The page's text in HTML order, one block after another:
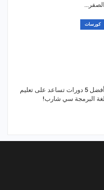
الصفر…
كورسات
أفضل 5 دورات تساعد على تعليم
لغة البرمجة سي شارب!